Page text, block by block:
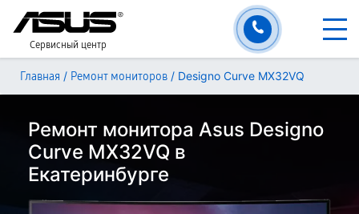
Сервисный центр
Главная / Ремонт мониторов / Designo Curve MX32VQ
Ремонт монитора Asus Designo
Curve MX32VQ в
Екатеринбурге